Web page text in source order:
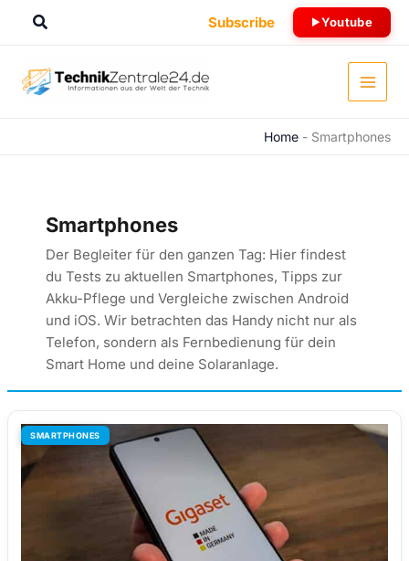
Suchen Subscribe Youtube
Home - Smartphones
Smartphones
Der Begleiter für den ganzen Tag: Hier findest
du Tests zu aktuellen Smartphones, Tipps zur
Akku-Pflege und Vergleiche zwischen Android
und iOS. Wir betrachten das Handy nicht nur als
Telefon, sondern als Fernbedienung für dein
Smart Home und deine Solaranlage.
SMARTPHONES